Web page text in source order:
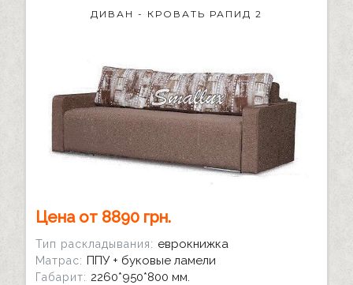
ДИВАН - КРОВАТЬ РАПИД 2
Цена от 8890 грн.
Тип раскладывания: еврокнижка
Матрас: ППУ + буковые ламели
Габарит: 2260*950*800 мм.